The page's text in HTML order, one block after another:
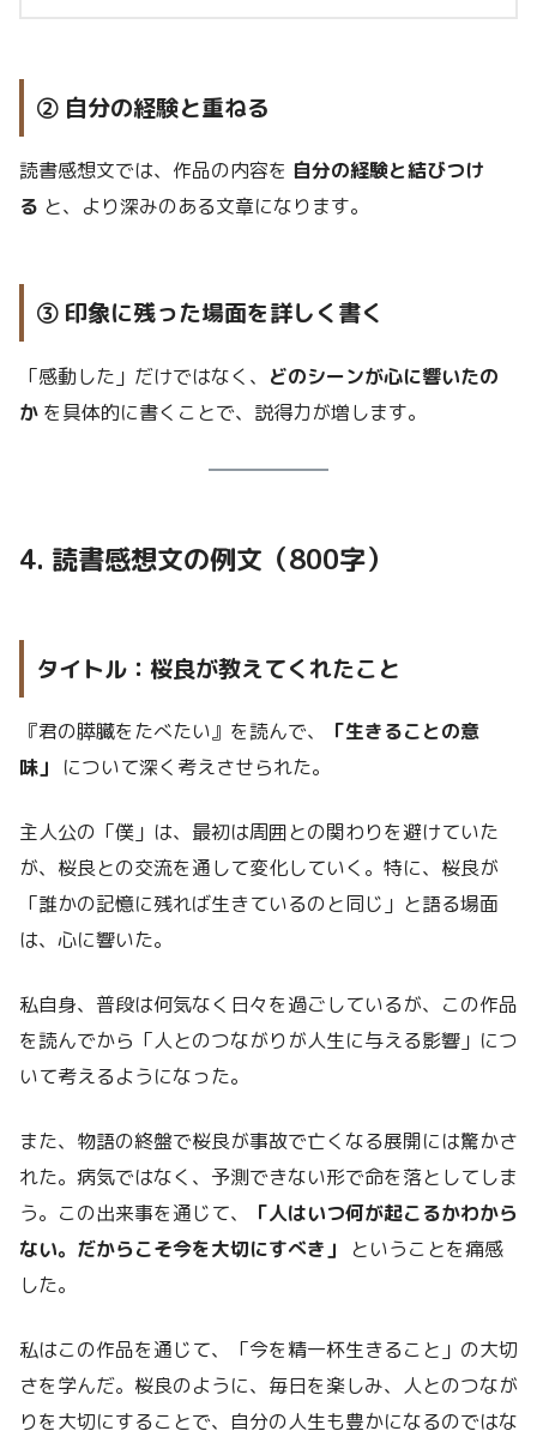
② 自分の経験と重ねる
読書感想文では、作品の内容を 自分の経験と結びつけ
る と、より深みのある文章になります。
③ 印象に残った場面を詳しく書く
「感動した」だけではなく、 どのシーンが心に響いたの
か を具体的に書くことで、説得力が増します。
4. 読書感想文の例文（800字）
タイトル：桜良が教えてくれたこと
『君の膵臓をたべたい』を読んで、
「生きることの意
味」
について深く考えさせられた。
主人公の「僕」は、最初は周囲との関わりを避けていた
が、桜良との交流を通して変化していく。特に、桜良が
「誰かの記憶に残れば生きているのと同じ」と語る場面
は、心に響いた。
私自身、普段は何気なく日々を過ごしているが、この作品
を読んでから「人とのつながりが人生に与える影響」につ
いて考えるようになった。
また、物語の終盤で桜良が事故で亡くなる展開には驚かさ
れた。病気ではなく、予測できない形で命を落としてしま
う。この出来事を通じて、
「人はいつ何が起こるかわから
ない。だからこそ今を大切にすべき」
ということを痛感
した。
私はこの作品を通じて、「今を精一杯生きること」の大切
さを学んだ。桜良のように、毎日を楽しみ、人とのつなが
りを大切にすることで、自分の人生も豊かになるのではな